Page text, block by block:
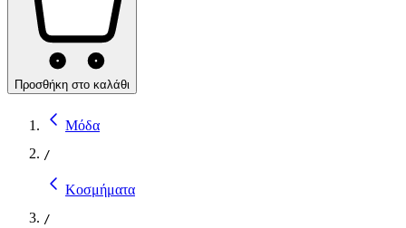
Προσθήκη στο καλάθι
Μόδα
/
Κοσμήματα
/